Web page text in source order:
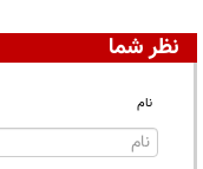
نظر شما
نام